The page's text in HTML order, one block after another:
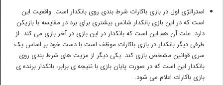
استراتژی اول در بازی باکارات شرط بندی روی بانکدار است. واقعیت این
است که در این بازی بانکدار شانس بیشتری برای برد در مقایسه با بازیکن
دارد. علت آن هم این است که بانکدار در این بازی در آخر بازی می کند. از
طرفی دیگر بانکدار در بازی باکارات موظف است با دست خود بر اساس یک
سری قوانین مشخص بازی کند. یکی دیگر از مزیت های شرط بندی روی
بانکدار این است که در صورت پایان بازی با نتیجه ی برابر، بانکدار برنده ی
بازی باکارات اعلام می شود.